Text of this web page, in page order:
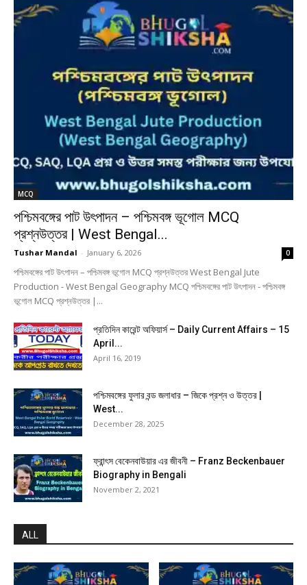
MCQ
পশ্চিমবঙ্গের পাট উৎপাদন – পশ্চিমবঙ্গ ভূগোল MCQ
প্রশ্নউত্তর | West Bengal...
Tushar Mandal - January 6, 2026 0
পশ্চিমবঙ্গের পাট উৎপাদন – পশ্চিমবঙ্গ ভূগোল MCQ প্রশ্নউত্তর West Bengal Jute
Production - West Bengal Geography MCQ পশ্চিমবঙ্গের পাট উৎপাদন - পশ্চিমবঙ্গ
ভূগোল MCQ প্রশ্নউত্তর |...
প্রতিদিন কারেন্ট অফিয়ার্স – Daily Current Affairs – 15
April...
April 16, 2019
পশ্চিমবঙ্গের ফুলার বন্ড জলাধার – জিকে প্রশ্ন ও উত্তর |
West...
December 28, 2025
ফ্রান্ৎ‌স বেকেনবাউয়ার এর জীবনী – Franz Beckenbauer
Biography in Bengali
November 2, 2021
ALL